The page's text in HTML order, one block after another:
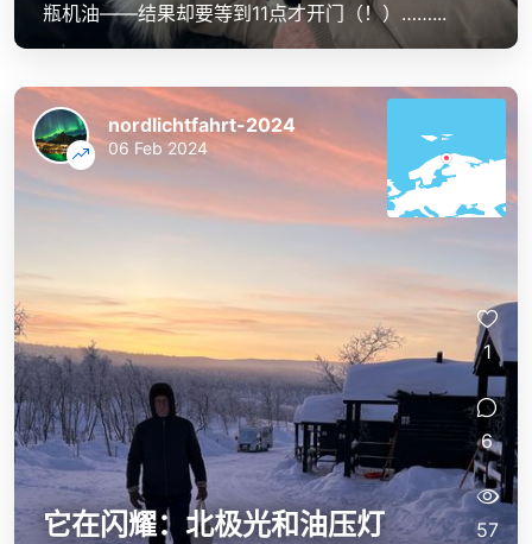
瓶机油——结果却要等到11点才开门（！）……...
它在闪耀：北极光和油压灯
nordlichtfahrt-2024
06 Feb 2024
1
6
57